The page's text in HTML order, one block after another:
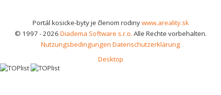
Portál kosicke-byty je členom rodinywww.areality.sk
© 1997 - 2026 Diadema Software s.r.o. Alle Rechte vorbehalten.
Nutzungsbedingungen Datenschutzerklärung
Desktop